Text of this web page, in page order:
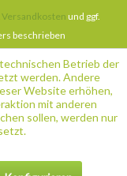
Versandkosten und ggf.
beschrieben
Betrieb der
werden. Andere
Website erhöhen,
mit anderen
sollen, werden nur